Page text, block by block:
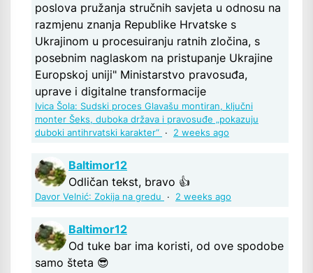
poslova pružanja stručnih savjeta u odnosu na
razmjenu znanja Republike Hrvatske s
Ukrajinom u procesuiranju ratnih zločina, s
posebnim naglaskom na pristupanje Ukrajine
Europskoj uniji" Ministarstvo pravosuđa,
uprave i digitalne transformacije
Ivica Šola: Sudski proces Glavašu montiran, ključni
monter Šeks, duboka država i pravosuđe „pokazuju
duboki antihrvatski karakter“ · 2 weeks ago
Baltimor12
Odličan tekst, bravo 👍
Davor Velnić: Zokija na gredu · 2 weeks ago
Baltimor12
Od tuke bar ima koristi, od ove spodobe
samo šteta 😎